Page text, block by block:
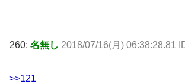
260: 名無し 2018/07/16(月) 06:38:28.81
>>121